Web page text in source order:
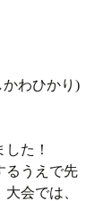
わひかり)
た！
るうえで先
会では、